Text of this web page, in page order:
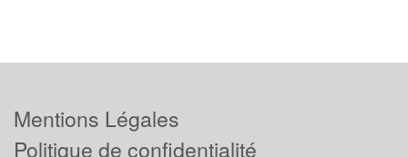
Mentions Légales
Politique de confidentialité